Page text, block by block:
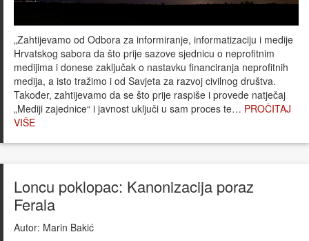
„Zahtijevamo od Odbora za informiranje, informatizaciju i medije
Hrvatskog sabora da što prije sazove sjednicu o neprofitnim
medijima i donese zaključak o nastavku financiranja neprofitnih
medija, a isto tražimo i od Savjeta za razvoj civilnog društva.
Također, zahtijevamo da se što prije raspiše i provede natječaj
„Mediji zajednice“ i javnost uključi u sam proces te… PROČITAJ
VIŠE
Loncu poklopac: Kanonizacija poraz
Ferala
Autor: Marin Bakić